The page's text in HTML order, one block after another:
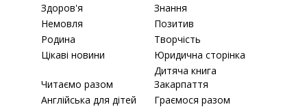
Здоров'я
Знання
Немовля
Позитив
Родина
Творчість
Цікаві новини
Юридична сторінка
Читаємо разом
Дитяча книга
Закарпаття
Англійська для дітей
Граємося разом